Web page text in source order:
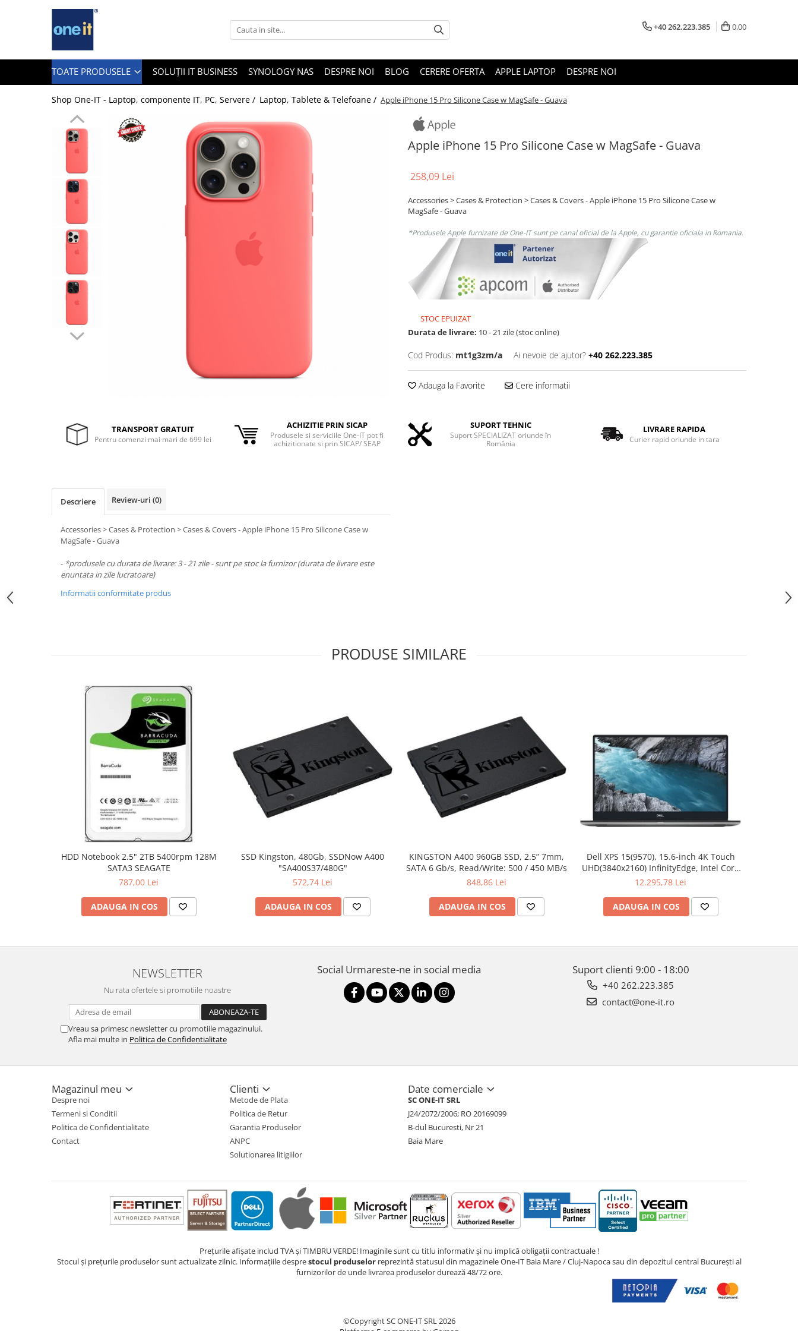
Toate Produsele
Laptop / Notebook
Notebook Consumer
Componente Laptop
Tablete & accesorii
Telefoane & accesorii
Smartphone IPhone
Microfoane & Casti Gaming
Tastaturi Gaming
Periferice PC
Mouse
Servere & Componente
Componente Server
Multifunctionale
TV, Multimedia & Electronice
Televizoare & accesorii
Multiboard & Accessorii
Multimedia
+40 262.223.385 0,00
TOATE PRODUSELE SOLUȚII IT BUSINESS SYNOLOGY NAS DESPRE NOI BLOG CERERE OFERTA APPLE LAPTOP DESPRE NOI
Shop One-IT - Laptop, componente IT, PC, Servere / Laptop, Tablete & Telefoane / Apple iPhone 15 Pro Silicone Case w MagSafe - Guava
Apple iPhone 15 Pro Silicone Case w MagSafe - Guava
258,09 Lei
Accessories > Cases & Protection > Cases & Covers - Apple iPhone 15 Pro Silicone Case w
MagSafe - Guava
*Produsele Apple furnizate de One-IT sunt pe canal oficial de la Apple, cu garantie oficiala in Romania.
STOC EPUIZAT
Durata de livrare: 10 - 21 zile (stoc online)
Cod Produs: mt1g3zm/a Ai nevoie de ajutor? +40 262.223.385
Adauga la Favorite Cere informatii
TRANSPORT GRATUIT
Pentru comenzi mai mari de 699 lei
ACHIZITIE PRIN SICAP
Produsele si serviciile One-IT pot fi
achizitionate si prin SICAP/ SEAP
SUPORT TEHNIC
Suport SPECIALIZAT oriunde în
România
LIVRARE RAPIDA
Curier rapid oriunde in tara
Descriere Review-uri (0)
Accessories > Cases & Protection > Cases & Covers - Apple iPhone 15 Pro Silicone Case w
MagSafe - Guava
- *produsele cu durata de livrare: 3 - 21 zile - sunt pe stoc la furnizor (durata de livrare este
enuntata in zile lucratoare)
Informatii conformitate produs
PRODUSE SIMILARE
HDD Notebook 2.5" 2TB 5400rpm 128M
SATA3 SEAGATE
787,00 Lei
ADAUGA IN COS
SSD Kingston, 480Gb, SSDNow A400
"SA400S37/480G"
572,74 Lei
ADAUGA IN COS
KINGSTON A400 960GB SSD, 2.5” 7mm,
SATA 6 Gb/s, Read/Write: 500 / 450 MB/s
848,86 Lei
ADAUGA IN COS
Dell XPS 15(9570), 15.6-inch 4K Touch
UHD(3840x2160) InfinityEdge, Intel Core
i7-8750H, 16GB(2x8GB) DDR4 2666MHz,
1050Ti 4GB, Killer Wifi 802.11ac, BT,
FGPR, Backlit
12.295,78 Lei
ADAUGA IN COS
NEWSLETTER
Nu rata ofertele si promotiile noastre
Vreau sa primesc newsletter cu promotiile magazinului.
Afla mai multe in Politica de Confidentialitate
Social Urmareste-ne in social media Suport clienti 9:00 - 18:00
+40 262.223.385
contact@one-it.ro
Magazinul meu
Despre noi
Termeni si Conditii
Politica de Confidentialitate
Contact
Clienti
Metode de Plata
Politica de Retur
Garantia Produselor
ANPC
Solutionarea litigiilor
Date comerciale
SC ONE-IT SRL
J24/2072/2006; RO 20169099
B-dul Bucuresti, Nr 21
Baia Mare
Prețurile afișate includ TVA și TIMBRU VERDE! Imaginile sunt cu titlu informativ și nu implică obligații contractuale !
Stocul și prețurile produselor sunt actualizate zilnic. Informațiile desprestocul produselorreprezintă statusul din magazinele One-IT Baia Mare / Cluj-Napoca sau din depozitul central București al
furnizorilor de unde livrarea produselor durează 48/72 ore.
©Copyright SC ONE-IT SRL 2026